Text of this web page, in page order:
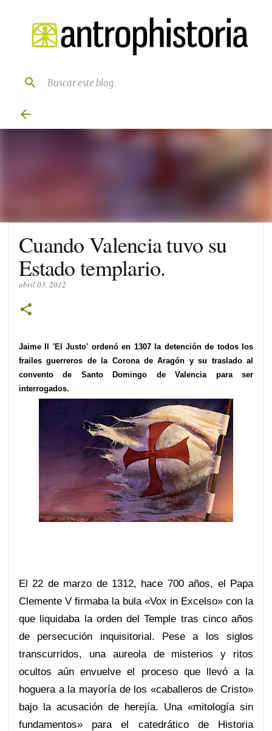
Ir al contenido principal
Cuando Valencia tuvo su
Estado templario.
abril 03, 2012
Jaime II 'El Justo' ordenó en 1307 la detención de todos los
frailes guerreros de la Corona de Aragón y su traslado al
convento de Santo Domingo de Valencia para ser
interrogados.
El 22 de marzo de 1312, hace 700 años, el Papa
Clemente V firmaba la bula «Vox in Excelso» con la
que liquidaba la orden del Temple tras cinco años
de persecución inquisitorial. Pese a los siglos
transcurridos, una aureola de misterios y ritos
ocultos aún envuelve el proceso que llevó a la
hoguera a la mayoría de los «caballeros de Cristo»
bajo la acusación de herejía. Una «mitología sin
fundamentos» para el catedrático de Historia